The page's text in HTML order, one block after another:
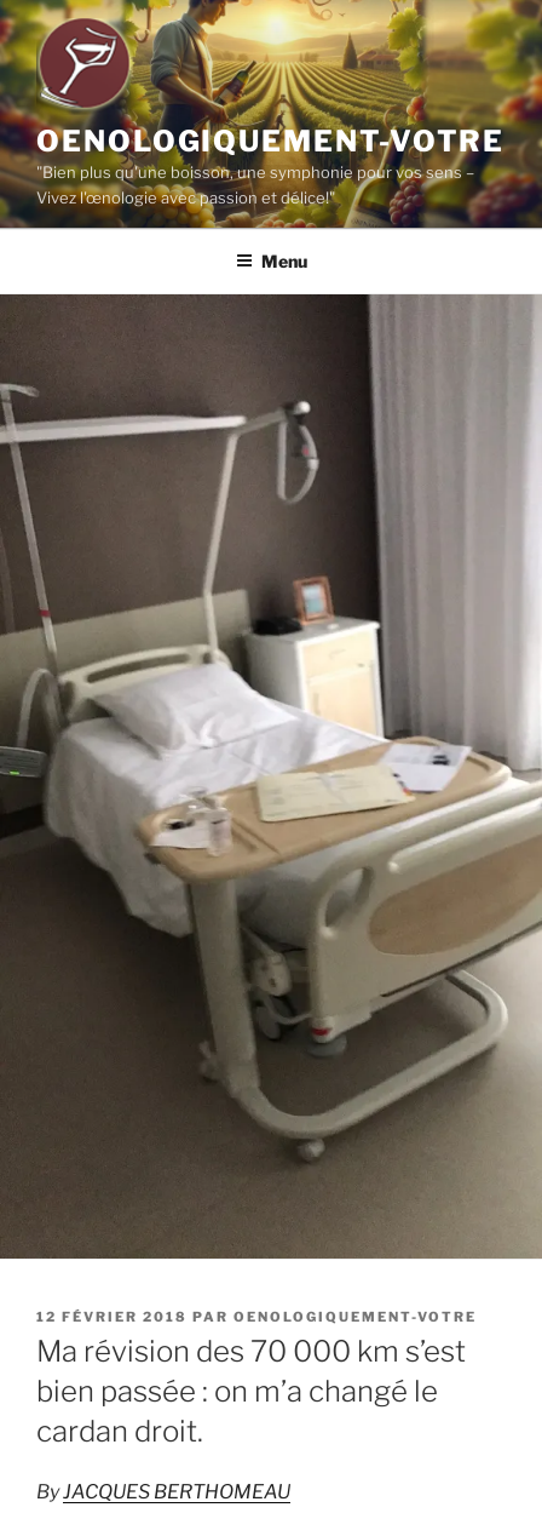
Aller
au
contenu
principal
OENOLOGIQUEMENT-VOTRE
"Bien plus qu'une boisson, une symphonie pour vos sens –
Vivez l'œnologie avec passion et délice!"
Menu
PUBLIÉ
LE
12 FÉVRIER 2018 PAR OENOLOGIQUEMENT-VOTRE
Ma révision des 70 000 km s’est
bien passée : on m’a changé le
cardan droit.
ByJACQUES BERTHOMEAU